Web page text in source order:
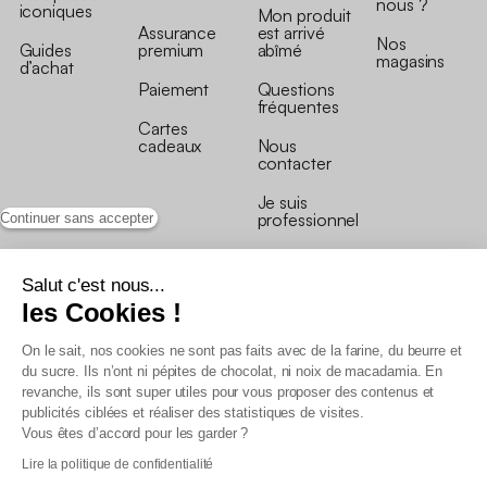
Continuer sans accepter
Salut c'est nous...
les Cookies !
On le sait, nos cookies ne sont pas faits avec de la farine, du beurre et
du sucre. Ils n’ont ni pépites de chocolat, ni noix de macadamia. En
revanche, ils sont super utiles pour vous proposer des contenus et
publicités ciblées et réaliser des statistiques de visites.
Vous êtes d’accord pour les garder ?
Lire la politique de confidentialité
iconiques
Guides
d’achat
Assurance
premium
Paiement
Cartes
cadeaux
Mon produit
est arrivé
abîmé
Questions
fréquentes
Nous
contacter
Je suis
professionnel
nous ?
Nos
magasins
Conditions générales de vente
Conditions générales du programme de fidélité
Charte de données personnelles
Conditions générales de vente Pro
Déclaration d’accessibilité